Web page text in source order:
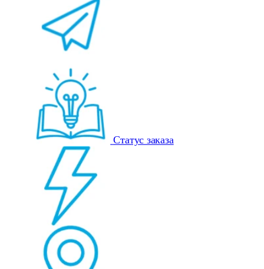
Статус заказа